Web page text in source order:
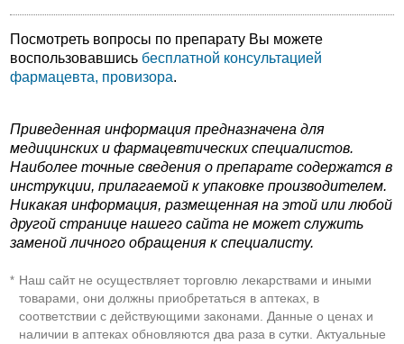
Посмотреть вопросы по препарату Вы можете
воспользовавшись бесплатной консультацией
фармацевта, провизора.
Приведенная информация предназначена для
медицинских и фармацевтических специалистов.
Наиболее точные сведения о препарате содержатся в
инструкции, прилагаемой к упаковке производителем.
Никакая информация, размещенная на этой или любой
другой странице нашего сайта не может служить
заменой личного обращения к специалисту.
* Наш сайт не осуществляет торговлю лекарствами и иными
товарами, они должны приобретаться в аптеках, в
соответствии с действующими законами. Данные о ценах и
наличии в аптеках обновляются два раза в сутки. Актуальные